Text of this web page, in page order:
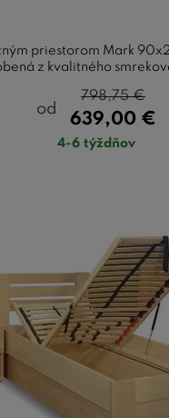
priestorom Mark
z kvalitného
od
639,00 €
798,75€
4-6 týždňov